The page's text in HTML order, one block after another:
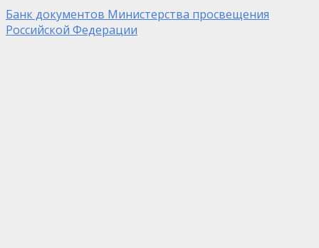
Банк документов Министерства просвещения
Российской Федерации